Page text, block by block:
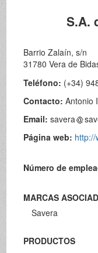
S.A.
Barrio Zalaín, s/n
31780 Vera de
Teléfono: (+34)
Contacto:Antonio
Email:savera
Página web:
Número de
MARCAS
Savera
PRODUCTOS